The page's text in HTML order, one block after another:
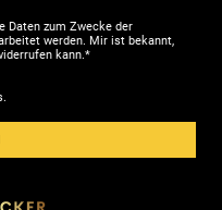
Daten zum Zwecke der
werden. Mir ist bekannt,
kann.*